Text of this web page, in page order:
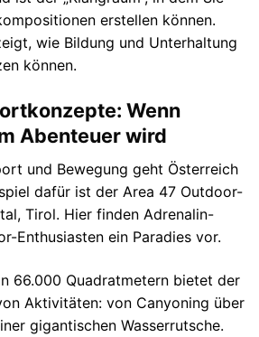
erstellen können.
wie Bildung und Unterhaltung
können.
Wenn
Abenteuer wird
und Bewegung geht Österreich
dafür ist der Area 47 Outdoor-
Tirol. Hier finden Adrenalin-
Enthusiasten ein Paradies vor.
66.000 Quadratmetern bietet der
Aktivitäten: von Canyoning über
gigantischen Wasserrutsche.